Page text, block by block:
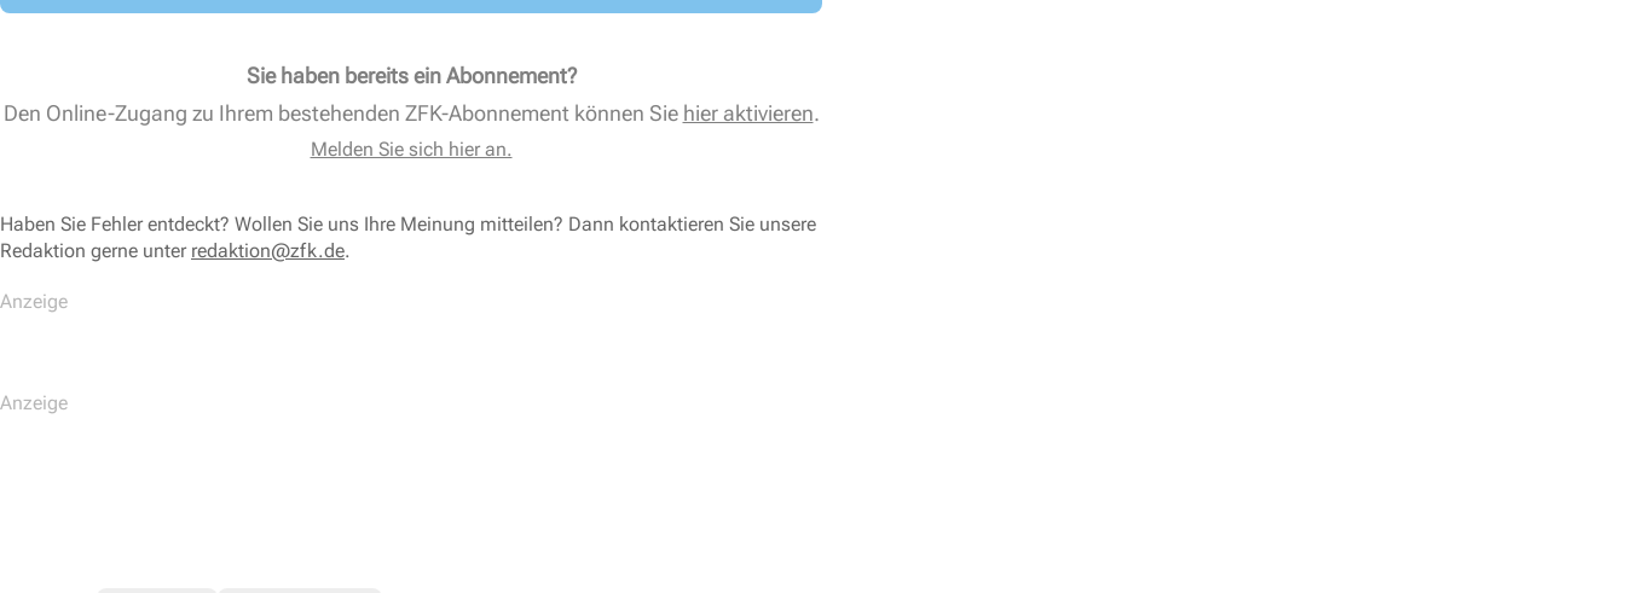
Sie haben bereits ein Abonnement?
Den Online-Zugang zu Ihrem bestehenden ZFK-Abonnement können Sie hier aktivieren.
Melden Sie sich hier an.
Haben Sie Fehler entdeckt? Wollen Sie uns Ihre Meinung mitteilen? Dann kontaktieren Sie unsere
Redaktion gerne unter redaktion@zfk.de.